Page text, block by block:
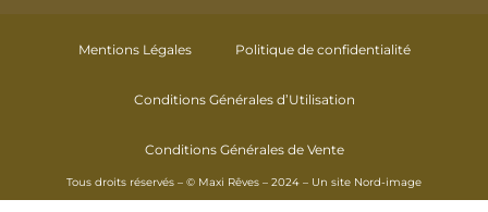
Mentions Légales Politique de confidentialité
Conditions Générales d’Utilisation
Conditions Générales de Vente
Tous droits réservés – © Maxi Rêves – 2024 – Un site Nord-image